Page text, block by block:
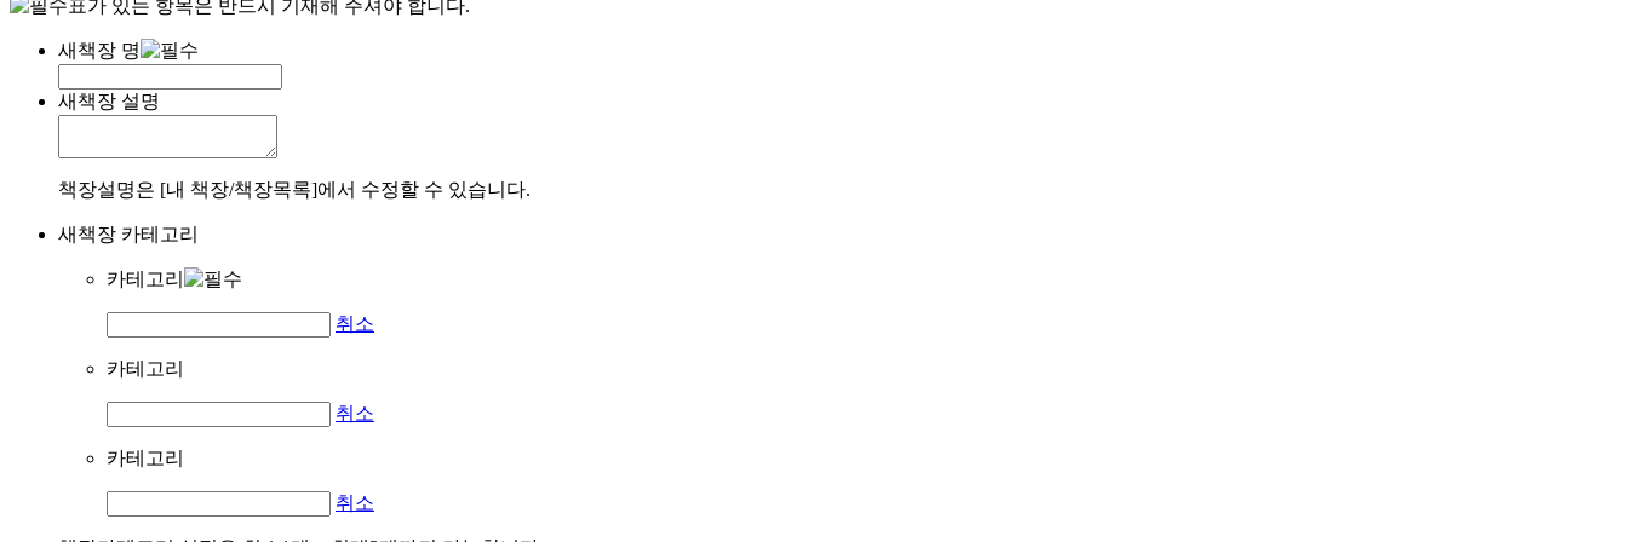
표가 있는 항목은 반드시 기재해 주셔야 합니다.
새책장 명
새책장 설명
책장설명은 [내 책장/책장목록]에서 수정할 수 있습니다.
새책장 카테고리
카테고리
취소
카테고리
취소
카테고리
취소